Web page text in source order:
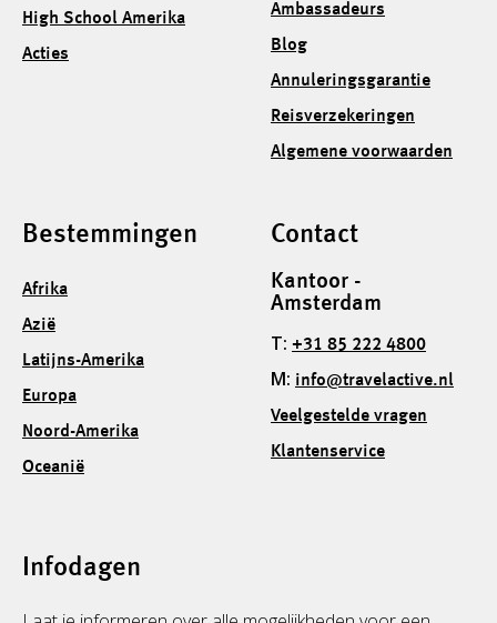
High School Amerika
Acties
Ambassadeurs
Blog
Annuleringsgarantie
Reisverzekeringen
Algemene voorwaarden
Bestemmingen
Afrika
Azië
Latijns-Amerika
Europa
Noord-Amerika
Oceanië
Contact
Kantoor -
Amsterdam
T: +31 85 222 4800
M: info@travelactive.nl
Veelgestelde vragen
Klantenservice
Infodagen